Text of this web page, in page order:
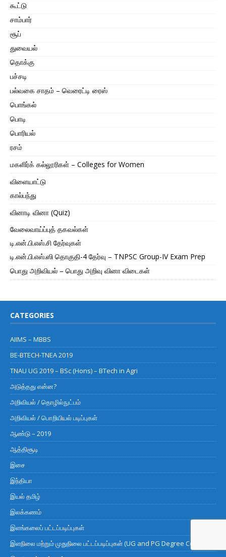
கூட்டு
சாம்பார்
சூப்
துவையல்
தொக்கு
பச்சடி
பல்வகை சாதம் – வெரைட்டி ரைஸ்
பொங்கல்
பொடி
பொரியல்
ரசம்
மகளிர்க் கல்லூரிகள் – Colleges for Women
விளையாட்டு
கால்பந்து
வினாடி வினா (Quiz)
வேலைவாய்ப்புத் தகவல்கள்
டி.என்.பி.எஸ்.சி தேர்வுகள்
டி.என்.பி.எஸ்.ஸி தொகுதி-4 தேர்வு – TNPSC Group-IV Exam Prep
பொது அறிவியல் – பொது அறிவு வினா விடைகள்
CATEGORIES
AIIMS – MBBS
BE-BTECH-TNEA 2019
TNAU UG 2019 – BSc (Hons) – BTech in Agri
அடுத்தது என்ன?
அறிவியல் / தொழில்நுட்பம்
அறிவியல் / பொறியியல் படிப்புகள்
ஆண்டு – 2019
ஆத்திசூடி
இசை
இந்தியா
இயல் தமிழ்
இலக்கணம்
இளங்கலைப் பட்டப்படிப்புகள்
இளநிலை மற்றும் முதுநிலை பட்டப்படிப்புகள் (UG and PG Degree Courses)